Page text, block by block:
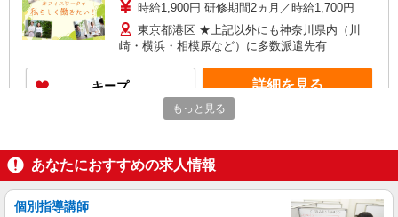
時給1,900円 研修期間2ヵ月／時給1,700円
東京都港区 ★上記以外にも神奈川県内（川
崎・横浜・相模原など）に多数派遣先有
キープ 詳細を見る
一般事務
時給1,900円 研修期間2ヵ月／時給1,700円
東京都港区 ★上記以外にも神奈川県内（川
もっと見る
あなたにおすすめの求人情報
個別指導講師